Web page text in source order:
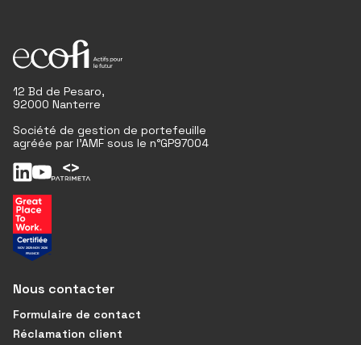
12 Bd de Pesaro,
92000 Nanterre
Société de gestion de portefeuille
agréée par l'AMF sous le n°GP97004
Nous contacter
Formulaire de contact
Réclamation client